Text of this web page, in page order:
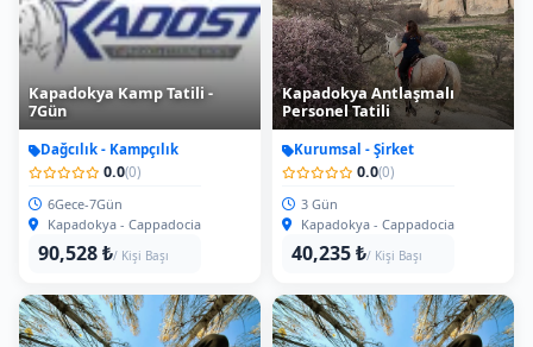
Kapadokya Kamp Tatili -
7Gün
Dağcılık - Kampçılık
0.0(0)
6Gece-7Gün
Kapadokya - Cappadocia
90,528 ₺/ Kişi Başı
Kapadokya Antlaşmalı
Personel Tatili
Kurumsal - Şirket
0.0(0)
3 Gün
Kapadokya - Cappadocia
40,235 ₺/ Kişi Başı